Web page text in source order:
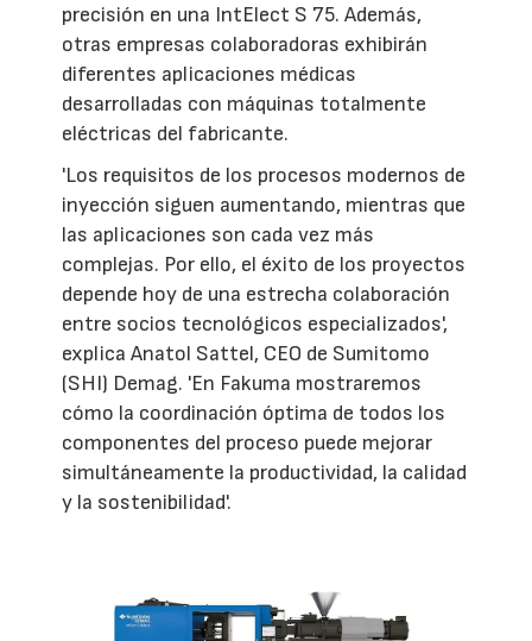
precisión en una IntElect S 75. Además,
otras empresas colaboradoras exhibirán
diferentes aplicaciones médicas
desarrolladas con máquinas totalmente
eléctricas del fabricante.
'Los requisitos de los procesos modernos de
inyección siguen aumentando, mientras que
las aplicaciones son cada vez más
complejas. Por ello, el éxito de los proyectos
depende hoy de una estrecha colaboración
entre socios tecnológicos especializados',
explica Anatol Sattel, CEO de Sumitomo
(SHI) Demag. 'En Fakuma mostraremos
cómo la coordinación óptima de todos los
componentes del proceso puede mejorar
simultáneamente la productividad, la calidad
y la sostenibilidad'.